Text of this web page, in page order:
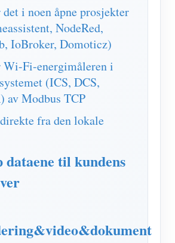
for produktet
med
i noen åpne prosjekter
NodeRed,
IoBroker, Domoticz)
Wi-Fi-energimåleren i
(ICS, DCS,
av Modbus TCP
fra den lokale
dataene til kundens